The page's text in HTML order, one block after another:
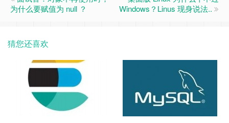
为什么要赋值为 null ？
Windows？Linus 现身说法..
猜您还喜欢